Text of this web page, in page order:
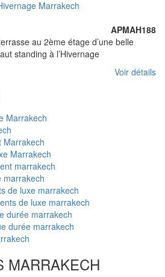
APMAH188
au 2ème étage d’une belle
standing à l’Hivernage
Voir détails
Marrakech
Marrakech
Marrakech
marrakech
marrakech
de luxe marrakech
de luxe marrakech
durée marrakech
durée marrakech
MARRAKECH